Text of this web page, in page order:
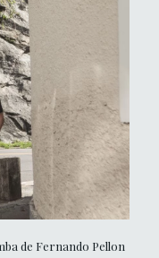
de Fernando Pellon